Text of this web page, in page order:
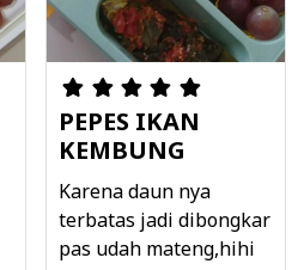
PEPES IKAN
KEMBUNG
Karena daun nya
terbatas jadi dibongkar
pas udah mateng,hihi